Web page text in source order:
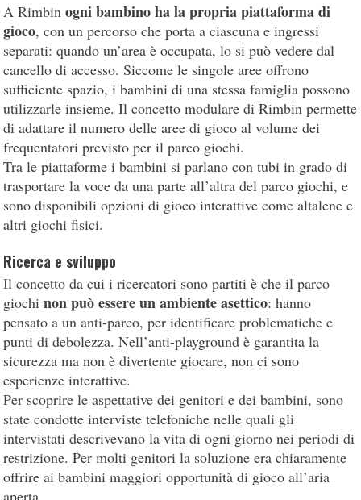
A Rimbinogni bambino ha la propria piattaforma di
gioco, con un percorso che porta a ciascuna e ingressi
separati: quando un’area è occupata, lo si può vedere dal
cancello di accesso. Siccome le singole aree offrono
sufficiente spazio, i bambini di una stessa famiglia possono
utilizzarle insieme. Il concetto modulare di Rimbin permette
di adattare il numero delle aree di gioco al volume dei
frequentatori previsto per il parco giochi.
Tra le piattaforme i bambini si parlano con tubi in grado di
trasportare la voce da una parte all’altra del parco giochi, e
sono disponibili opzioni di gioco interattive come altalene e
altri giochi fisici.
Ricerca e sviluppo
Il concetto da cui i ricercatori sono partiti è che il parco
giochinon può essere un ambiente asettico: hanno
pensato a un anti-parco, per identificare problematiche e
punti di debolezza. Nell’anti-playground è garantita la
sicurezza ma non è divertente giocare, non ci sono
esperienze interattive.
Per scoprire le aspettative dei genitori e dei bambini, sono
state condotte interviste telefoniche nelle quali gli
intervistati descrivevano la vita di ogni giorno nei periodi di
restrizione. Per molti genitori la soluzione era chiaramente
offrire ai bambini maggiori opportunità di gioco all’aria
aperta.